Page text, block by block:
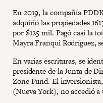
En 2019, la compañía
adquirió las propiedades
por $125 mil. Pagó casi la
Mayra Franqui Rodríguez,
En varias escrituras, se
presidente de la Junta de
Zone Fund. El
(Nueva York), no accedió a